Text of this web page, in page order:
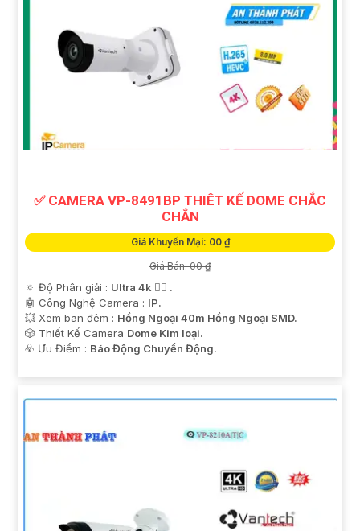
✅ CAMERA VP-8491BP THIÊT KẾ DOME CHẮC
CHẮN
Giá Khuyến Mại: 00 ₫
Giá Bán: 00 ₫
🔅 Độ Phân giải : Ultra 4k 👍🏾 .
🤖️ Công Nghệ Camera : IP.
💥 Xem ban đêm : Hồng Ngoại 40m Hồng Ngoại SMD.
🎲 Thiết Kế Camera Dome Kim loại.
️☣️ Ưu Điểm : Báo Động Chuyển Động.